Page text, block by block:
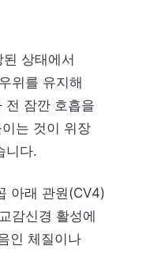
상태에서
위를 유지해
전 잠깐 호흡을
는 것이 위장
니다.
아래 관원(CV4)
감신경 활성에
인 체질이나